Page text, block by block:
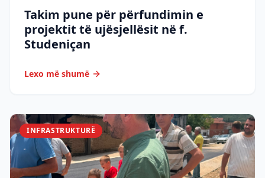
Takim pune për përfundimin e
projektit të ujësjellësit në f.
Studeniçan
Lexo më shumë
INFRASTRUKTURË